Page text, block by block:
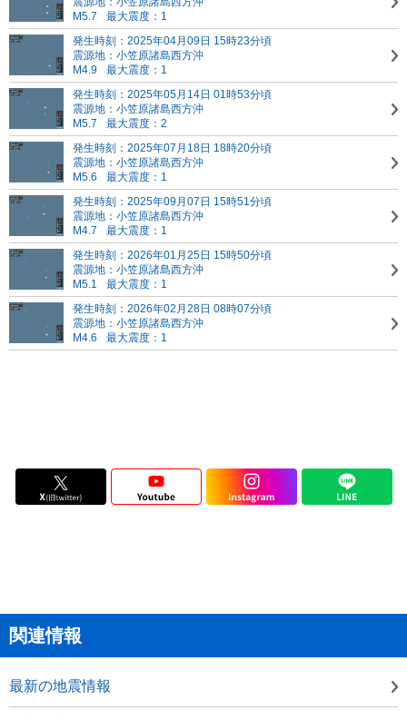
M5.7
最大震度：1
発生時刻：2025年04月09日 15時23分頃
震源地：小笠原諸島西方沖
M4.9
最大震度：1
発生時刻：2025年05月14日 01時53分頃
震源地：小笠原諸島西方沖
M5.7
最大震度：2
発生時刻：2025年07月18日 18時20分頃
震源地：小笠原諸島西方沖
M5.6
最大震度：1
発生時刻：2025年09月07日 15時51分頃
震源地：小笠原諸島西方沖
M4.7
最大震度：1
発生時刻：2026年01月25日 15時50分頃
震源地：小笠原諸島西方沖
M5.1
最大震度：1
発生時刻：2026年02月28日 08時07分頃
震源地：小笠原諸島西方沖
M4.6
最大震度：1
関連情報
最新の地震情報